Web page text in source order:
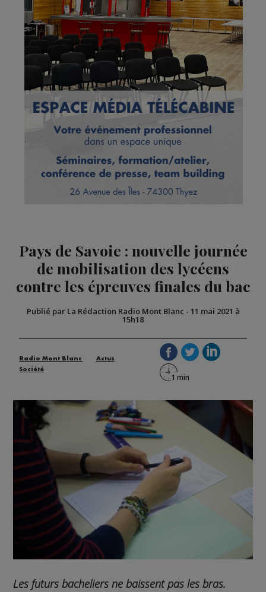
Pays de Savoie : nouvelle journée
de mobilisation des lycéens
contre les épreuves finales du bac
Publié par La Rédaction Radio Mont Blanc - 11 mai 2021 à
15h18
Radio Mont Blanc
Actus
Société
Les futurs bacheliers ne baissent pas les bras.